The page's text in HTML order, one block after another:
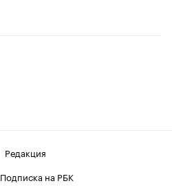
Редакция
Подписка на РБК